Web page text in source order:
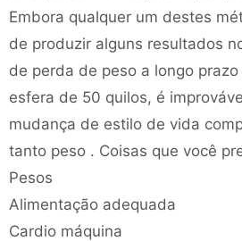
Embora qualquer um destes
de produzir alguns resultados
de perda de peso a longo
esfera de 50 quilos, é
mudança de estilo de vida
tanto peso . Coisas que você
Pesos
Alimentação adequada
Cardio máquina